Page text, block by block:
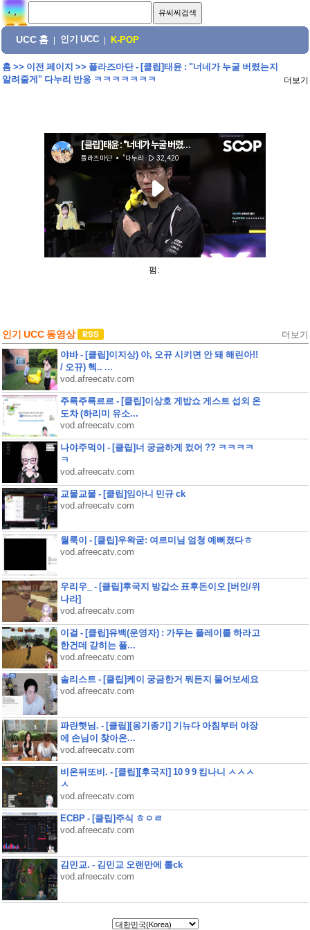
UCC 홈 인기 UCC K-POP
홈>> 이전 페이지 >> 플라즈마단 - [클립]태윤 : "너네가 누굴 버렸는지
알려줄게" 다누리 반응 ㅋㅋㅋㅋㅋㅋㅋ
더보기
펌:
인기 UCC 동영상 더보기
야바 - [클립]이지상) 야, 오뀨 시키면 안 돼 해린아!!
/ 오뀨) 헥.. ...
vod.afreecatv.com
주륵주륵르르 - [클립]이상호 게밥쇼 게스트 섭외 온
도차 (하리미 유소...
vod.afreecatv.com
나야주먹이 - [클립]너 궁금하게 컸어 ?? ㅋㅋㅋㅋ
ㅋ
vod.afreecatv.com
교물교물 - [클립]임아니 민규 ck
vod.afreecatv.com
월룩이 - [클립]우왁굳: 여르미님 엄청 예뻐졌다ㅎ
vod.afreecatv.com
우리우_ - [클립]후국지 방갑소 표후돈이오 [버인/위
나라]
vod.afreecatv.com
이걸 - [클립]유백(운영자) : 가두는 플레이를 하라고
한건데 갇히는 플...
vod.afreecatv.com
솔리스트 - [클립]케이 궁금한거 뭐든지 물어보세요
vod.afreecatv.com
파란햇님. - [클립][옹기종기] 기뉴다 아침부터 야장
에 손님이 찾아온...
vod.afreecatv.com
비온뒤또비. - [클립][후국지] 10 9 9 킴나니 ㅅㅅㅅ
ㅅ
vod.afreecatv.com
ECBP - [클립]주식 ㅎㅇㄹ
vod.afreecatv.com
김민교. - 김민교 오랜만에 롤ck
vod.afreecatv.com